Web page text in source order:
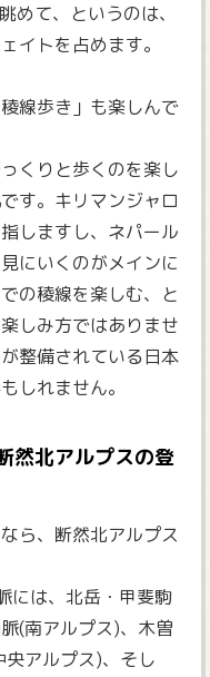
めて、というのは、
イトを占めます。
線歩き」も楽しんで
くりと歩くのを楽し
す。キリマンジャロ
しますし、ネパール
にいくのがメインに
の稜線を楽しむ、と
しみ方ではありませ
整備されている日本
しれません。
然北アルプスの登
ら、断然北アルプス
には、北岳・甲斐駒
(南アルプス)、木曽
アルプス)、そし